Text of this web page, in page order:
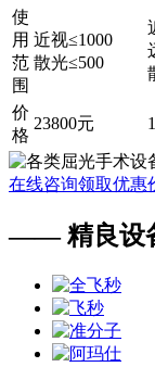
使
用
范
围
近视≤1000
散光≤500
价
格
23800元
在线咨询领取优惠
—— 精良